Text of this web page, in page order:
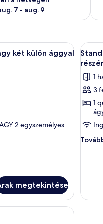
7 - aug. 9
és egy függönnyel ellátott
szoba, amelyben egy nagy
két külön ággyal
2 egyszemélyes
megtekintése
A
szoba
1
1
3
1
részére